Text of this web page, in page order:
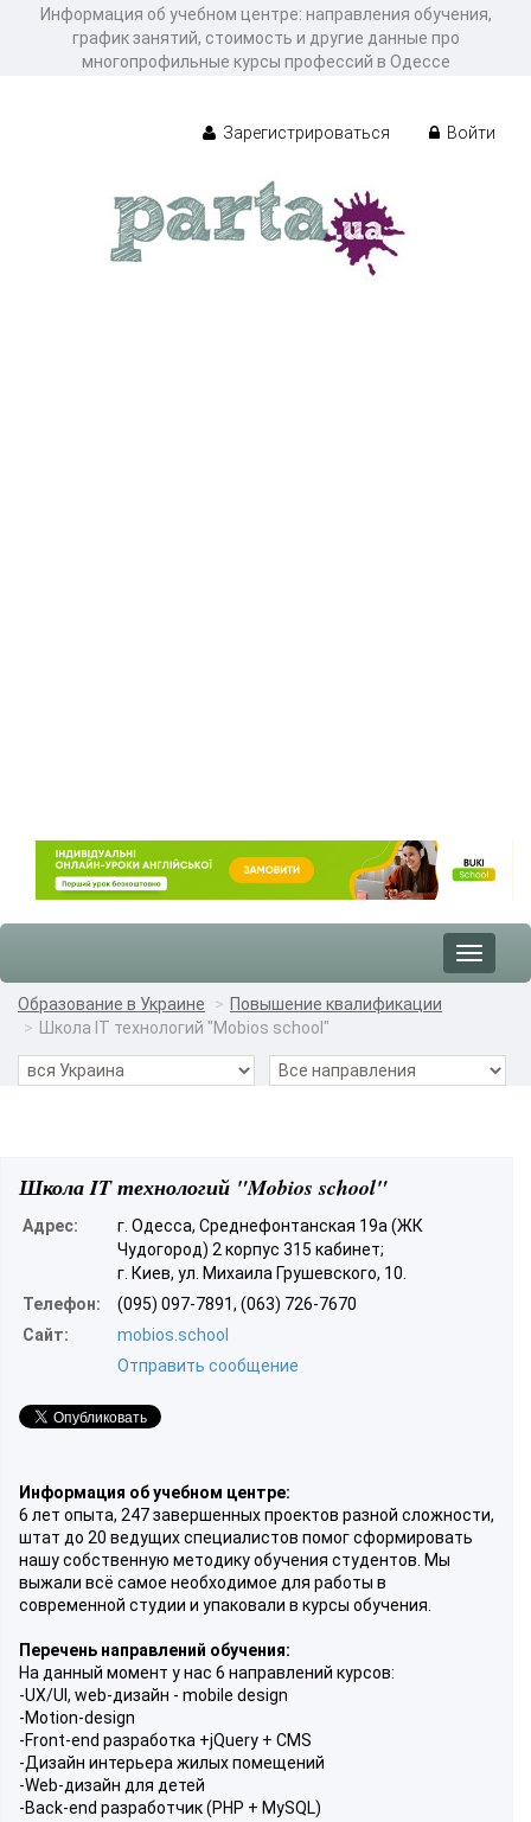
Информация об учебном центре: направления обучения,
график занятий, стоимость и другие данные про
многопрофильные курсы профессий в Одессе
Зарегистрироваться Войти
Toggle
Образование в Украине
Повышение квалификации
Школа IT технологий "Mobios school"
Школа IT технологий "Mobios school"
Адрес:
г. Одесса, Среднефонтанская 19а (ЖК
Чудогород) 2 корпус 315 кабинет;
г. Киев, ул. Михаила Грушевского, 10.
Телефон:
(095) 097-7891, (063) 726-7670
Сайт:
mobios.school
Отправить сообщение
Информация об учебном центре:
6 лет опыта, 247 завершенных проектов разной сложности,
штат до 20 ведущих специалистов помог сформировать
нашу собственную методику обучения студентов. Мы
выжали всё самое необходимое для работы в
современной студии и упаковали в курсы обучения.
Перечень направлений обучения:
На данный момент у нас 6 направлений курсов:
-UX/UI, web-дизайн - mobile design
-Motion-design
-Front-end разработка +jQuery + CMS
-Дизайн интерьера жилых помещений
-Web-дизайн для детей
-Back-end разработчик (PHP + MySQL)